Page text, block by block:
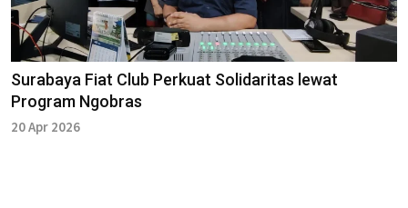
Surabaya Fiat Club Perkuat Solidaritas lewat
Program Ngobras
20 Apr 2026